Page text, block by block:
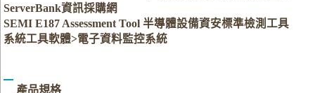
ServerBank資訊採購網
SEMI E187 Assessment Tool 半導體設備資安標準檢測工具
系統工具軟體>電子資料監控系統
產品規格